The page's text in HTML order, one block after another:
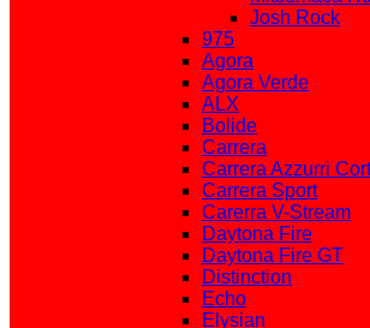
Josh Rock
975
Agora
Agora Verde
ALX
Bolide
Carrera
Carrera Azzurri
Carrera Sport
Carerra V-Stream
Daytona Fire
Daytona Fire GT
Distinction
Echo
Elysian